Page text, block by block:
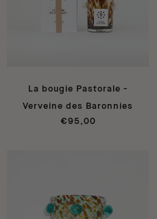
La bougie Pastorale -
Verveine des Baronnies
€95,00